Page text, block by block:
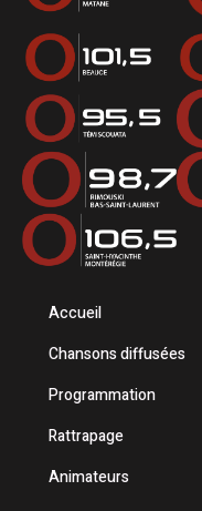
Accueil
Chansons diffusées
Programmation
Rattrapage
Animateurs